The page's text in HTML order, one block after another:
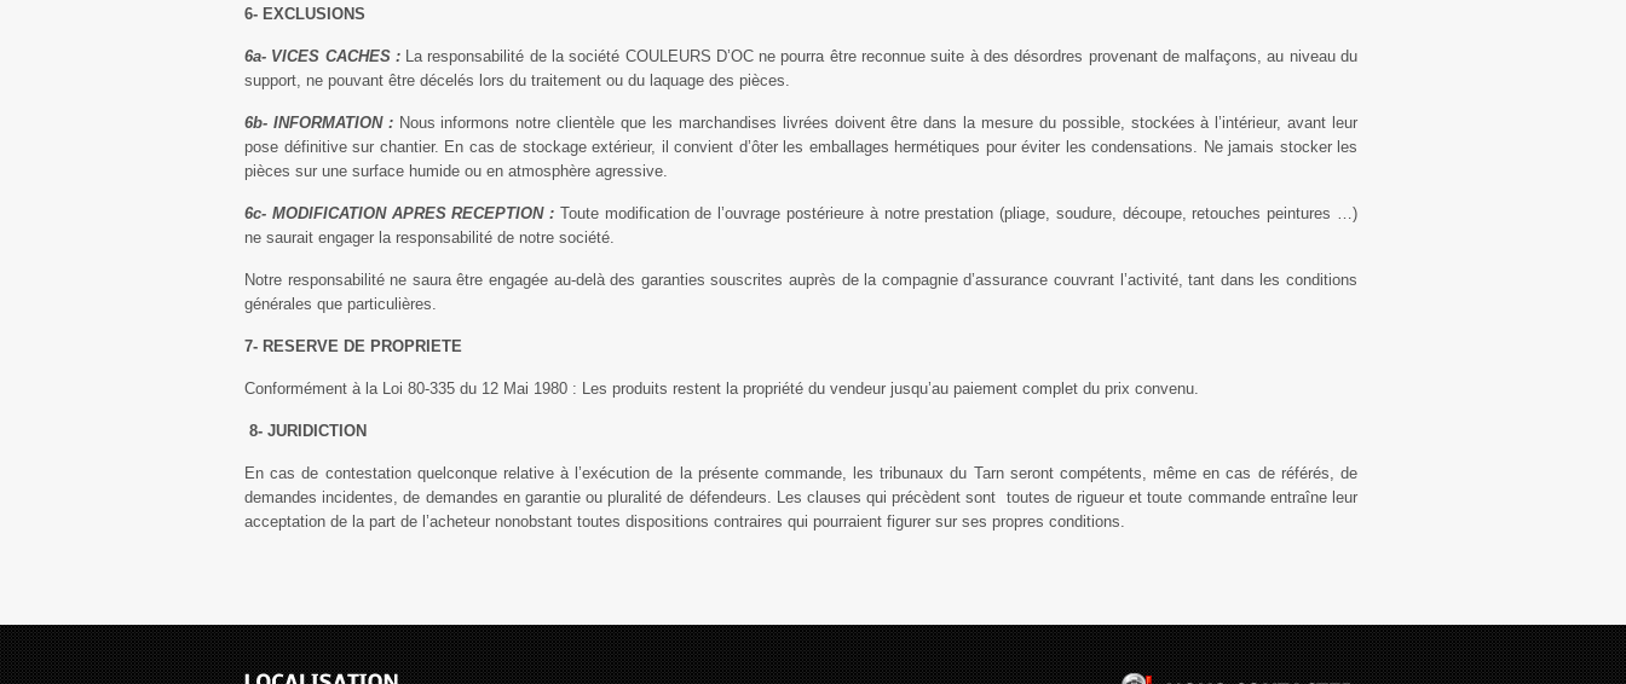
6- EXCLUSIONS
6a- VICES CACHES :La responsabilité de la société COULEURS D’OC ne pourra être reconnue suite à des désordres provenant de malfaçons, au niveau du
support, ne pouvant être décelés lors du traitement ou du laquage des pièces.
6b- INFORMATION :Nous informons notre clientèle que les marchandises livrées doivent être dans la mesure du possible, stockées à l’intérieur, avant leur
pose définitive sur chantier. En cas de stockage extérieur, il convient d’ôter les emballages hermétiques pour éviter les condensations. Ne jamais stocker les
pièces sur une surface humide ou en atmosphère agressive.
6c- MODIFICATION APRES RECEPTION : Toute modification de l’ouvrage postérieure à notre prestation (pliage, soudure, découpe, retouches peintures …)
ne saurait engager la responsabilité de notre société.
Notre responsabilité ne saura être engagée au-delà des garanties souscrites auprès de la compagnie d’assurance couvrant l’activité, tant dans les conditions
générales que particulières.
7- RESERVE DE PROPRIETE
Conformément à la Loi 80-335 du 12 Mai 1980 : Les produits restent la propriété du vendeur jusqu’au paiement complet du prix convenu.
8- JURIDICTION
En cas de contestation quelconque relative à l’exécution de la présente commande, les tribunaux du Tarn seront compétents, même en cas de référés, de
demandes incidentes, de demandes en garantie ou pluralité de défendeurs. Les clauses qui précèdent sont toutes de rigueur et toute commande entraîne leur
acceptation de la part de l’acheteur nonobstant toutes dispositions contraires qui pourraient figurer sur ses propres conditions.